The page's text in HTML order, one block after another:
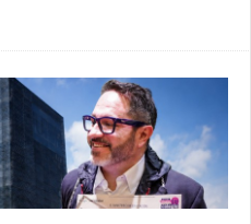
la seguridad de los